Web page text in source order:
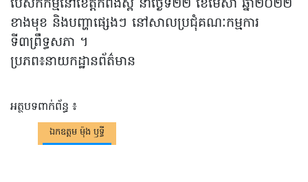
បេសកកម្មនៅខេត្តកំពង់ស្ពឺ នាថ្ងៃទី២២ ខែមេសា ឆ្នាំ២០២២
ខាងមុខ និងបញ្ហាផ្សេងៗ នៅសាលប្រជុំគណៈកម្មការ
ទី៣ព្រឹទ្ធសភា ។
ប្រភព៖នាយកដ្ឋានព័ត៌មាន
អត្ថបទពាក់ព័ន្ធ ៖
ឯកឧត្តម ម៉ុង ឫទ្ធី